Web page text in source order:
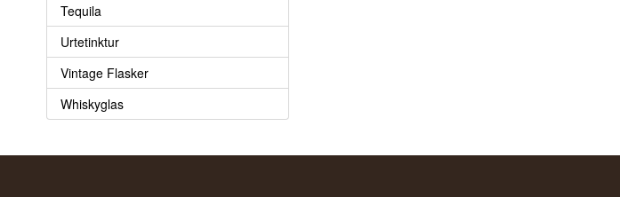
Tequila
Urtetinktur
Vintage Flasker
Whiskyglas